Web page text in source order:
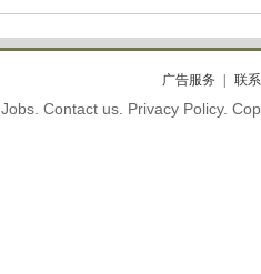
广告服务 联
Jobs. Contact us. Privacy Policy.